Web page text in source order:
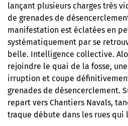
lançant plusieurs charges très
de grenades de
manifestation est éclatées en
systématiquement par se
belle. Intelligence collective.
rejoindre le quai de la fosse,
irruption et coupe
grenades de désencerclement.
repart vers Chantiers Navals,
traque débute dans les rues qui